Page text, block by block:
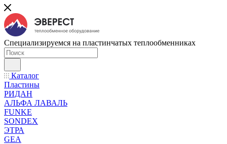
Специализируемся на пластинчатых теплообменниках
Каталог
Пластины
РИДАН
АЛЬФА ЛАВАЛЬ
FUNKE
SONDEX
ЭТРА
GEA